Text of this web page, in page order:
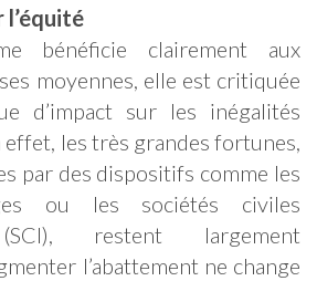
l’équité
bénéficie clairement aux
moyennes, elle est critiquée
d’impact sur les inégalités
les très grandes fortunes,
par des dispositifs comme les
ou les sociétés civiles
restent largement
l’abattement ne change